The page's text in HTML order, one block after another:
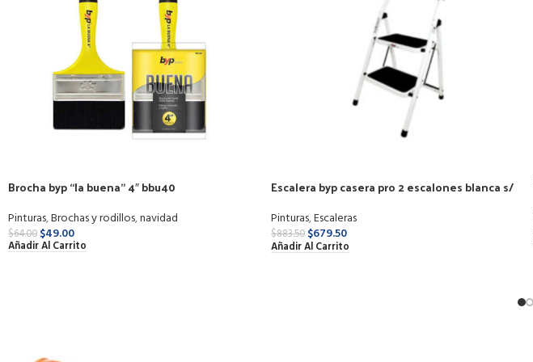
Brocha byp “la buena” 4″ bbu40
Pinturas,Brochas y rodillos,navidad
$64.00 $49.00
Añadir Al Carrito
Escalera byp casera pro 2 escalones blanca s/
Pinturas,Escaleras
$883.50 $679.50
Añadir Al Carrito